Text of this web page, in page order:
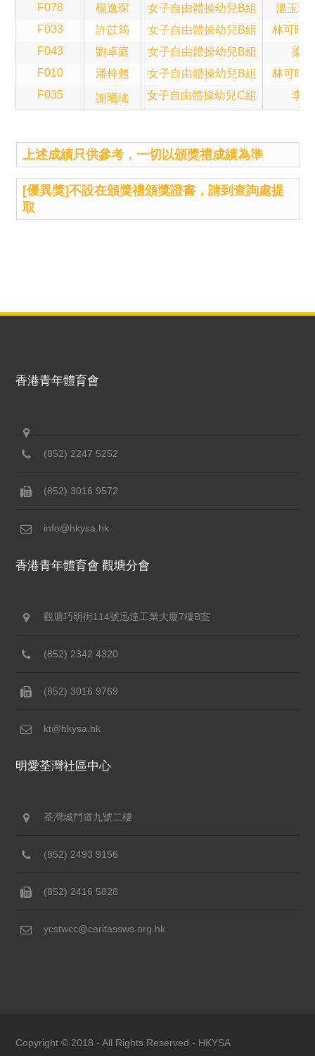
F078
楊逸琛 女子自由體操幼兒B組
溫玉珍
F033
許苡筠 女子自由體操幼兒B組
林可晴
F043
劉卓庭 女子自由體操幼兒B組
梁
F010
潘梓翹 女子自由體操幼兒B組
林可晴
F035
謝𣌀瑤 女子自由體操幼兒C組 李
上述成績只供參考，一切以頒獎禮成績為準
[優異獎]不設在頒獎禮頒獎證書，請到查詢處提
取
香港青年體育會
(852) 2247 5252
(852) 3016 9572
info@hkysa.hk
香港青年體育會 觀塘分會
觀塘巧明街114號迅達工業大廈7樓B室
(852) 2342 4320
(852) 3016 9769
kt@hkysa.hk
明愛荃灣社區中心
荃灣城門道九號二樓
(852) 2493 9156
(852) 2416 5828
ycstwcc@caritassws.org.hk
Copyright © 2018 - All Rights Reserved - HKYSA